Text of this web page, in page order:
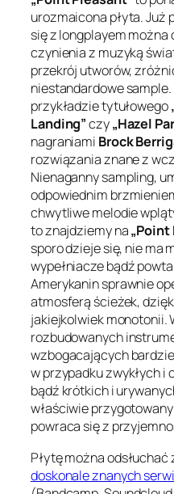
urozmaicona płyta. Już
się z longplayem można
czynienia z muzyką
przekrój utworów,
niestandardowe
przykładzie tytułowego
Landing”czy„Hazel
nagraniami Brock
rozwiązania znane z
Nienaganny sampling,
odpowiednim
chwytliwe melodie
to znajdziemy na„Point
sporo dzieje się, nie ma
wypełniacze bądź
Amerykanin sprawnie
atmosferą ścieżek,
jakiejkolwiek monotonii.
rozbudowanych
wzbogacających
w przypadku zwykłych i
bądź krótkich i
właściwie
powraca się z
Płytę można
doskonale znanych